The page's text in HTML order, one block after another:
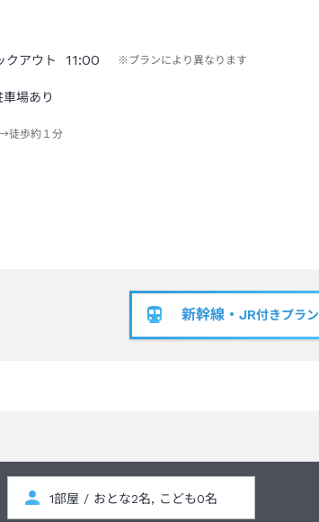
クアウト 11:00 ※プランにより異なります
車場あり
徒歩約１分
新幹線・JR付きプラン